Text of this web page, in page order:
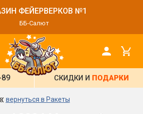
ФЕЙЕРВЕРКОВ №1
ББ-Салют
СКИДКИ И ПОДАРКИ
вернуться в Ракеты